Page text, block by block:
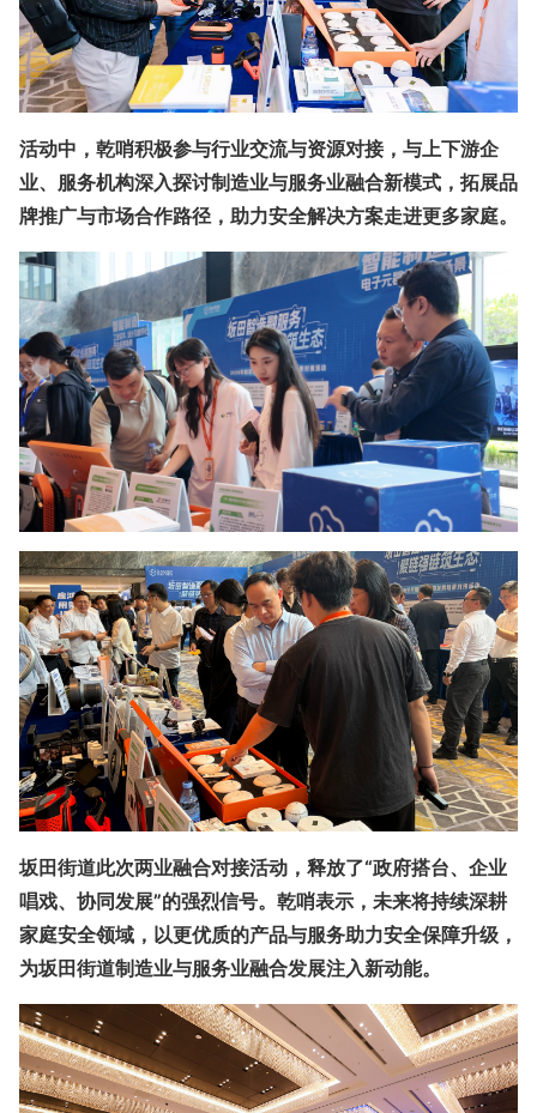
活动中，乾哨积极参与行业交流与资源对接，与上下游企
业、服务机构深入探讨制造业与服务业融合新模式， 拓展品
牌推广与市场合作路径，助力安全解决方案走进更多家庭。
坂田街道此次两业融合对接活动，释放了“政府搭台、企业
唱戏、协同发展”的强烈信号。 乾哨表示，未来将持续深耕
家庭安全领域 ，以更优质的产品与服务助力安全保障升级，
为坂田街道制造业与服务业融合发展注入新动能。